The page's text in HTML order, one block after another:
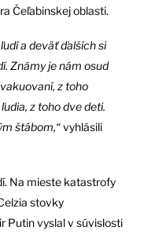
Čeľabinskej oblasti.
a deväť ďalších si
Známy je nám osud
z toho
z toho dve deti.
štábom,“vyhlásili
Na mieste katastrofy
stovky
Putin vyslal v súvislosti